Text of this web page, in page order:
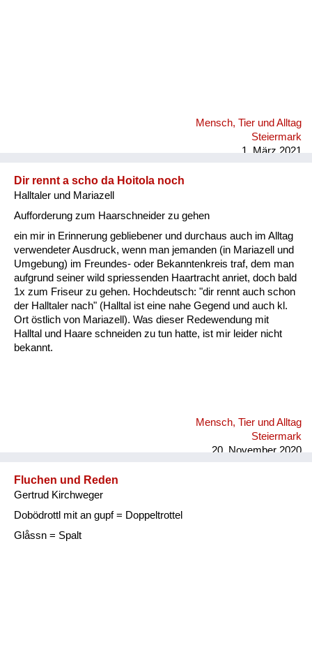
Mensch, Tier und Alltag
Steiermark
1. März 2021
Dir rennt a scho da Hoitola noch
Halltaler und Mariazell
Aufforderung zum Haarschneider zu gehen
ein mir in Erinnerung gebliebener und durchaus auch im Alltag
verwendeter Ausdruck, wenn man jemanden (in Mariazell und
Umgebung) im Freundes- oder Bekanntenkreis traf, dem man
aufgrund seiner wild spriessenden Haartracht anriet, doch bald
1x zum Friseur zu gehen. Hochdeutsch: "dir rennt auch schon
der Halltaler nach" (Halltal ist eine nahe Gegend und auch kl.
Ort östlich von Mariazell). Was dieser Redewendung mit
Halltal und Haare schneiden zu tun hatte, ist mir leider nicht
bekannt.
Mensch, Tier und Alltag
Steiermark
20. November 2020
Fluchen und Reden
Gertrud Kirchweger
Dobödrottl mit an gupf = Doppeltrottel
Glåssn = Spalt